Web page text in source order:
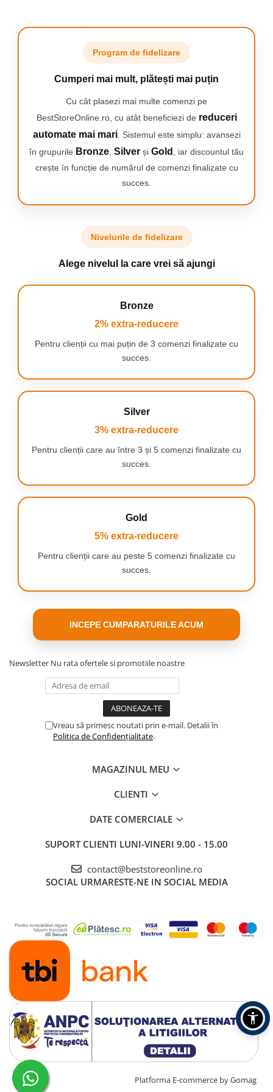
Play
Senzor de presiune
Senzorul avansat al periutei Philips Sonicare
cand apesi prea tare in timpul periajului si te
protejezi dintii si gingiile.
Timer
QuadPacer de
pe intervalul
stomatologi si
in toate
completa.
Pachetul perfect de ingrijire orala
Compatibilitate
completa: toate
periere Philips
Sonicare sunt
compatibile cu
Philips Sonicare.
Pentru cele mai
Play
00:00
Settings
Program de fidelizare
Cumperi mai mult, plătești mai puțin
Cu cât plasezi mai multe comenzi pe
BestStoreOnline.ro, cu atât beneficiezi de reduceri
automate mai mari. Sistemul este simplu: avansezi
în grupurile Bronze Silver și Gold
, iar discountul tău
crește în funcție de numărul de comenzi finalizate cu
succes.
Nivelurile de fidelizare
Alege nivelul la care vrei să ajungi
Bronze
2% extra-reducere
Pentru clienții cu mai puțin de 3 comenzi finalizate cu
succes.
Silver
3% extra-reducere
Pentru clienții care au între 3 și 5 comenzi finalizate cu
succes.
Gold
5% extra-reducere
Pentru clienții care au peste 5 comenzi finalizate cu
succes.
INCEPE CUMPARATURILE ACUM
Newsletter Nu rata ofertele si promotiile noastre
Vreau să primesc noutati prin e-mail. Detalii în
Politica de Confidențialitate.
MAGAZINUL MEU
CLIENTI
DATE COMERCIALE
SUPORT CLIENTI LUNI-VINERI 9.00 - 15.00
contact@beststoreonline.ro
SOCIAL URMARESTE-NE IN SOCIAL MEDIA
Creat cu ❤ și cu 🧠 de TrifanDan.ro Platforma E-commerce by Gomag